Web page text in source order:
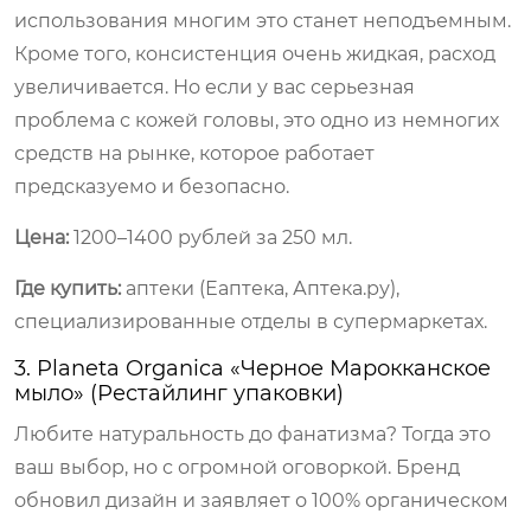
использования многим это станет неподъемным.
Кроме того, консистенция очень жидкая, расход
увеличивается. Но если у вас серьезная
проблема с кожей головы, это одно из немногих
средств на рынке, которое работает
предсказуемо и безопасно.
Цена: 1200–1400 рублей за 250 мл.
Где купить: аптеки (Еаптека, Аптека.ру),
специализированные отделы в супермаркетах.
3. Planeta Organica «Черное Марокканское
мыло» (Рестайлинг упаковки)
Любите натуральность до фанатизма? Тогда это
ваш выбор, но с огромной оговоркой. Бренд
обновил дизайн и заявляет о 100% органическом